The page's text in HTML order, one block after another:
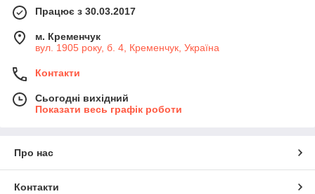
Працює з 30.03.2017
м. Кременчук
вул. 1905 року, б. 4, Кременчук, Україна
Контакти
Сьогодні вихідний
Показати весь графік роботи
Про нас
Контакти